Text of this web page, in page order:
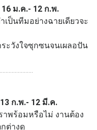
ม.ค.- 12 ก.พ.
ป็นทีมอย่างฉายเดียวจะ
ะวังใจซุกซนจนเผลอปัน
ก.พ.- 12 มี.ค.
าพร้อมหรือไม่ งานต้อง
ต่างดู